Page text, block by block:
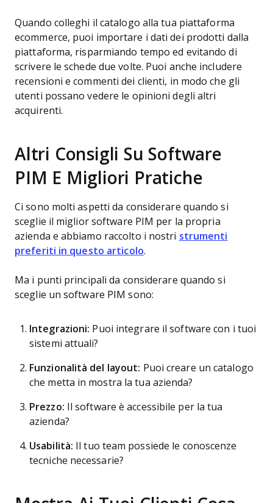
Quando colleghi il catalogo alla tua piattaforma
ecommerce, puoi importare i dati dei prodotti dalla
piattaforma, risparmiando tempo ed evitando di
scrivere le schede due volte. Puoi anche includere
recensioni e commenti dei clienti, in modo che gli
utenti possano vedere le opinioni degli altri
acquirenti.
Altri Consigli Su Software
PIM E Migliori Pratiche
Ci sono molti aspetti da considerare quando si
sceglie il miglior software PIM per la propria
azienda e abbiamo raccolto i nostri strumenti
preferiti in questo articolo.
Ma i punti principali da considerare quando si
sceglie un software PIM sono:
Integrazioni: Puoi integrare il software con i tuoi
sistemi attuali?
Funzionalità del layout: Puoi creare un catalogo
che metta in mostra la tua azienda?
Prezzo: Il software è accessibile per la tua
azienda?
Usabilità: Il tuo team possiede le conoscenze
tecniche necessarie?